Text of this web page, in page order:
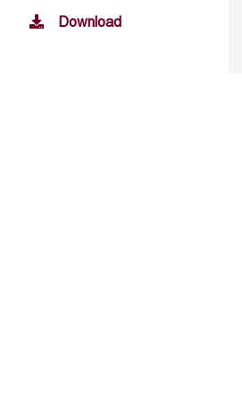
Download